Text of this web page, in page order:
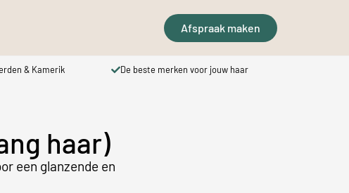
Afspraak maken
Kamerik De beste merken voor jouw haar
haar)
een glanzende en